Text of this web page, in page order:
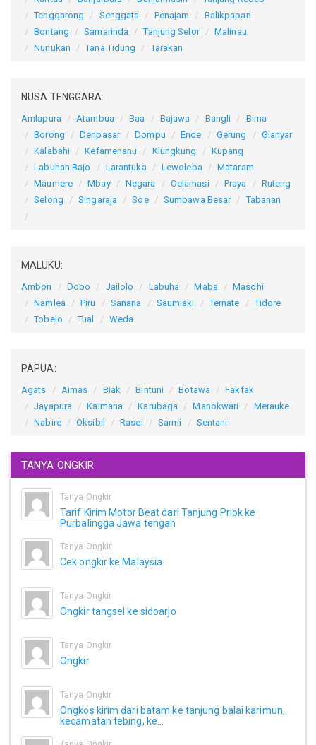
Tenggarong
Senggata Penajam
Balikpapan
Bontang
Samarinda Tanjung Selor
Malinau
Nunukan
Tana Tidung Tarakan
NUSA TENGGARA:
Amlapura Atambua Baa Bajawa Bangli
Bima
Borong
Denpasar Dompu Ende Gerung
Gianyar
Kalabahi
Kefamenanu Klungkung
Kupang
Labuhan Bajo
Larantuka Lewoleba
Mataram
Maumere
Mbay Negara Oelamasi Praya
Ruteng
Selong
Singaraja Soe Sumbawa Besar Tabanan
MALUKU:
Ambon Dobo Jailolo Labuha Maba
Masohi
Namlea
Piru Sanana Saumlaki Ternate
Tidore
Tobelo
Tual Weda
PAPUA:
Agats Aimas Biak Bintuni Botawa
Fakfak
Jayapura
Kaimana Karubaga Manokwari
Merauke
Nabire
Oksibil Rasei Sarmi Sentani
TANYA ONGKIR
Tanya Ongkir
Tarif Kirim Motor Beat dari Tanjung Priok ke
Purbalingga Jawa tengah
Tanya Ongkir
Cek ongkir ke Malaysia
Tanya Ongkir
Ongkir tangsel ke sidoarjo
Tanya Ongkir
Ongkir
Tanya Ongkir
Ongkos kirim dari batam ke tanjung balai karimun,
kecamatan tebing, ke...